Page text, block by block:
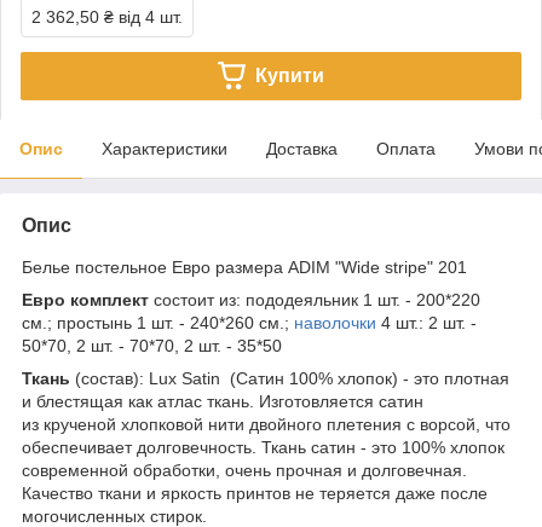
2 362,50 ₴ від 4 шт.
Купити
Опис Характеристики Доставка Оплата Умови
Опис
Белье постельное Евро размера ADIM "Wide stripe" 201
Евро комплект состоит из: пододеяльник 1 шт. - 200*220
см.; простынь 1 шт. - 240*260 см.; наволочки 4 шт.: 2 шт. -
50*70, 2 шт. - 70*70, 2 шт. - 35*50
Ткань (состав): Lux Satin (Сатин 100% хлопок) - это плотная
и блестящая как атлас ткань. Изготовляется сатин
из крученой хлопковой нити двойного плетения с ворсой, что
обеспечивает долговечность. Ткань сатин - это 100% хлопок
современной обработки, очень прочная и долговечная.
Качество ткани и яркость принтов не теряется даже после
могочисленных стирок.